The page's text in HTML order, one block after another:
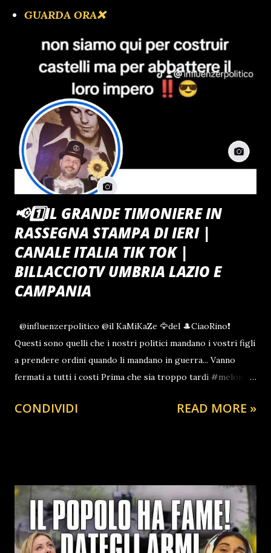
🔴1️⃣OBER GRUPPEN FHURER
CIAORINO!CLUB NIGHT SHOW
🦅Inadeguata Impreparata Incapace il Governo
Meloni
GUARDA ORA❌️
📢1️⃣IL GRANDE TIMONIERE IN
RASSEGNA STAMPA DI IERI |
CANALE ITALIA TIK TOK |
BILLACCIOTV UMBRIA LAZIO E
CAMPANIA
@influenzerpolitico @il KaMiKaZe 🦅del 🎩CiaoRino❗
Questi sono quelli che i nostri politici mandano i vostri figli
a prendere ordini quando li mandano in guerra... Vanno
fermati a tutti i costi Prima che sia troppo tardi #meloni
#italia #destra #matteosalvini #politicaitaliana #governo
#cosenza #vibovalentia #cosenza #crotone #soverato
#botricello #isolacaporizzuto #staletti #cardinale
#soveriasimeri #catanzarolido #lameziaterme #paola
#tropea #pizzo #seminara #gioiatauro #ciaorinoclub🎩
CONDIVIDI READ MORE »